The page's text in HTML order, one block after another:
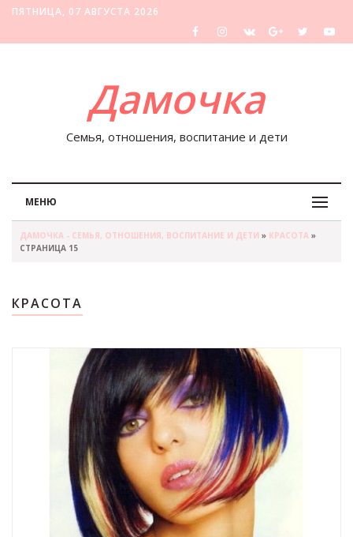
ПЯТНИЦА, 07 АВГУСТА 2026
Дамочка
Семья, отношения, воспитание и дети
МЕНЮ
ДАМОЧКА - СЕМЬЯ, ОТНОШЕНИЯ, ВОСПИТАНИЕ И ДЕТИ » КРАСОТА »
СТРАНИЦА 15
КРАСОТА